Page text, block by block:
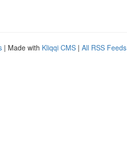
| Made with Kliqqi CMS | All RSS Feeds